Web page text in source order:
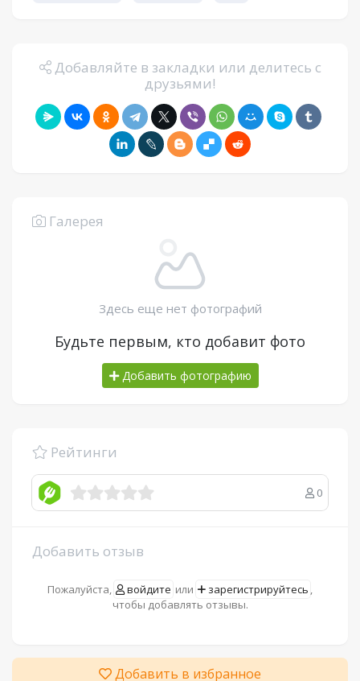
Добавляйте в закладки или делитесь с
друзьями!
Галерея
Здесь еще нет фотографий
Будьте первым, кто добавит фото
Добавить фотографию
Рейтинги
0
Добавить отзыв
Пожалуйста, войдите или зарегистрируйтесь ,
чтобы добавлять отзывы.
Добавить в избранное